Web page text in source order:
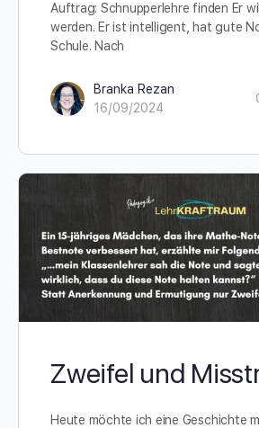
Auftrag: Schnupperlehre finden Er
werden. Er ist intelligent, hat gute
Schule. Nach
Branka Rezan
16/09/2024
Zweifel und
Heute möchte ich eine Geschichte